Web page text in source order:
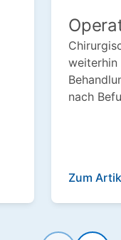
weiterhin
nach
Zum